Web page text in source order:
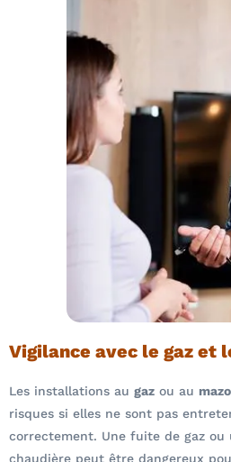
Vigilance avec le gaz et
Les installations au gaz ou au
risques si elles ne sont pas
correctement. Une fuite de gaz
chaudière peut être dangereux